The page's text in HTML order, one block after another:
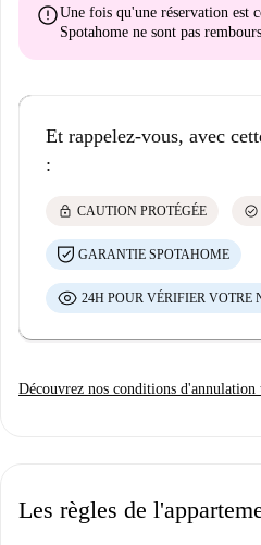
errorUne fois qu'une réservation est
Spotahome ne sont pas
Et rappelez-vous, avec
:
lock CAUTION PROTÉGÉE check_circle
GARANTIE SPOTAHOME
24H POUR VÉRIFIER VOTRE
Découvrez nos conditions d'annulation
Les règles de